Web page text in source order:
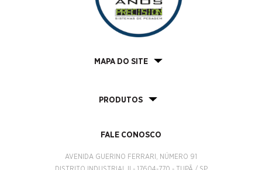
MAPA DO SITE
PRODUTOS
FALE CONOSCO
AVENIDA GUERINO FERRARI, NÚMERO 91